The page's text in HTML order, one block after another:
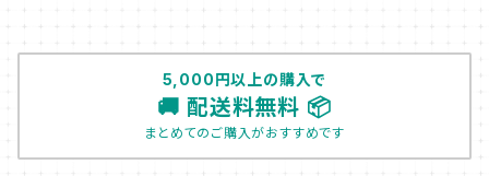
5,000円以上の購入で
🚚 配送料無料 📦
まとめてのご購入がおすすめです